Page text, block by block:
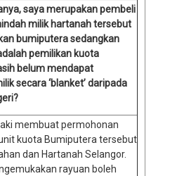
saya merupakan pembeli
milik hartanah tersebut
bumiputera sedangkan
pemilikan kuota
belum mendapat
secara ‘blanket’ daripada
membuat permohonan
kuota Bumiputera tersebut
dan Hartanah Selangor.
rayuan boleh